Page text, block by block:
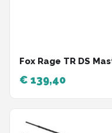
Fox Rage TR DS
€ 139,40